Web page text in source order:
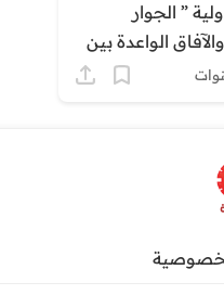
” الجوار
الواعدة بين
“